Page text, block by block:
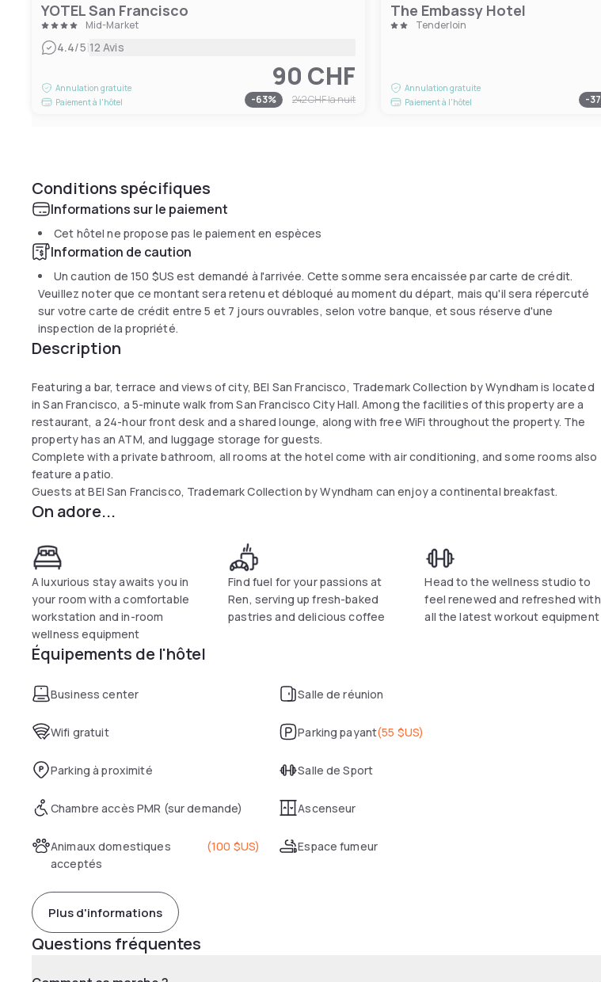
YOTEL San Francisco
Mid-Market
4.4/5|12 Avis
Annulation gratuite
Paiement à l'hôtel
90 CHF
-63% 242 CHFla nuit
The Embassy Hotel
Tenderloin
Annulation gratuite
Paiement à l'hôtel
-37
Conditions spécifiques
Informations sur le paiement
Cet hôtel ne propose pas le paiement en espèces
Information de caution
Un caution de 150 $US est demandé à l'arrivée. Cette somme sera encaissée par carte de crédit.
Veuillez noter que ce montant sera retenu et débloqué au moment du départ, mais qu'il sera répercuté
sur votre carte de crédit entre 5 et 7 jours ouvrables, selon votre banque, et sous réserve d'une
inspection de la propriété.
Description
Featuring a bar, terrace and views of city, BEI San Francisco, Trademark Collection by Wyndham is located
in San Francisco, a 5-minute walk from San Francisco City Hall. Among the facilities of this property are a
restaurant, a 24-hour front desk and a shared lounge, along with free WiFi throughout the property. The
property has an ATM, and luggage storage for guests.
Complete with a private bathroom, all rooms at the hotel come with air conditioning, and some rooms also
feature a patio.
Guests at BEI San Francisco, Trademark Collection by Wyndham can enjoy a continental breakfast.
On adore...
A luxurious stay awaits you in
your room with a comfortable
workstation and in-room
wellness equipment
Find fuel for your passions at
Ren, serving up fresh-baked
pastries and delicious coffee
Head to the wellness studio to
feel renewed and refreshed with
all the latest workout equipment
Équipements de l'hôtel
Business center Salle de réunion
Wifi gratuit Parking payant(55 $US)
Parking à proximité Salle de Sport
Chambre accès PMR (sur demande) Ascenseur
Animaux domestiques
acceptés
(100 $US) Espace fumeur
Plus d'informations
Questions fréquentes